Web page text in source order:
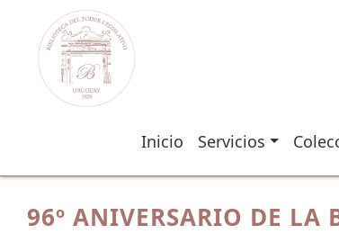
Inicio Servicios
96º ANIVERSARIO DE LA